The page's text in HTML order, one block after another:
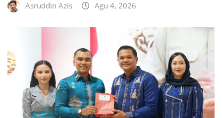
Asruddin Azis Agu 4, 2026